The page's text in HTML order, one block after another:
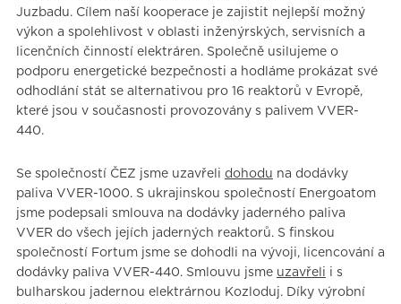
Juzbadu. Cílem naší kooperace je zajistit nejlepší možný
výkon a spolehlivost v oblasti inženýrských, servisních a
licenčních činností elektráren. Společně usilujeme o
podporu energetické bezpečnosti a hodláme prokázat své
odhodlání stát se alternativou pro 16 reaktorů v Evropě,
které jsou v současnosti provozovány s palivem VVER-
440.
Se společností ČEZ jsme uzavřeli dohodu na dodávky
paliva VVER-1000. S ukrajinskou společností Energoatom
jsme podepsali smlouva na dodávky jaderného paliva
VVER do všech jejích jaderných reaktorů. S finskou
společností Fortum jsme se dohodli na vývoji, licencování a
dodávky paliva VVER-440. Smlouvu jsme uzavřeli i s
bulharskou jadernou elektrárnou Kozloduj. Díky výrobní